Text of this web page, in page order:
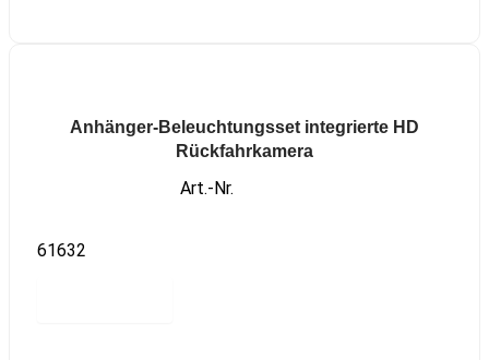
Anhänger-Beleuchtungsset integrierte HD
Rückfahrkamera
Art.-Nr.
61632